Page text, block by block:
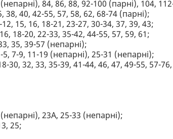
84, 86, 88, 92-100 (парні), 104,
38, 40, 42-55, 57, 58, 62, 68-74 (парні);
15, 16, 18-21, 23-27, 30-34, 37, 39, 43;
18-20, 22-33, 35-42, 44-55, 57, 59, 61;
35, 39-57 (непарні);
7-9, 11-19 (непарні), 25-31 (непарні);
30, 32, 33, 35-39, 41-44, 46, 47, 49-55, 57-
23А, 25-33 (непарні);
25;